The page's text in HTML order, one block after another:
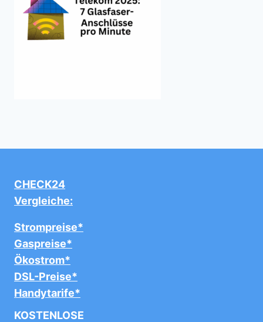
CHECK24
Vergleiche:
Strompreise*
Gaspreise*
Ökostrom*
DSL-Preise*
Handytarife*
KOSTENLOSE